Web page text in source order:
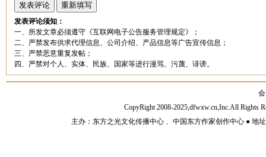
发表评论须知：
一、所发文章必须遵守《互联网电子公告服务管理规定》；
二、严禁发布供求代理信息、公司介绍、产品信息等广告宣传信息；
三、严禁恶意重复发帖；
四、严禁对个人、实体、民族、国家等进行漫骂、污蔑、诽谤。
CopyRight 2008-2025,dfwxw.cn,Inc.All Rights
主办：东方之光文化传播中心 、中国东方作家创作中心 ● 地